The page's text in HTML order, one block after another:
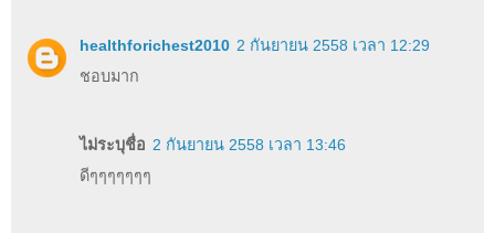
healthforichest2010 2 กันยายน 2558 เวลา 12:29
ชอบมาก
ไม่ระบุชื่อ 2 กันยายน 2558 เวลา 13:46
ดีๆๆๆๆๆๆๆ